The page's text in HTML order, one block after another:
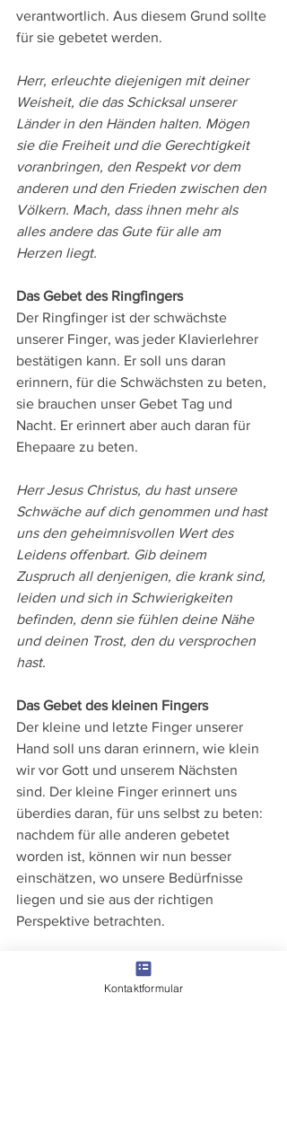
verantwortlich. Aus diesem Grund sollte
für sie gebetet werden.
Herr, erleuchte diejenigen mit deiner
Weisheit, die das Schicksal unserer
Länder in den Händen halten. Mögen
sie die Freiheit und die Gerechtigkeit
voranbringen, den Respekt vor dem
anderen und den Frieden zwischen den
Völkern. Mach, dass ihnen mehr als
alles andere das Gute für alle am
Herzen liegt.
Das Gebet des Ringfingers
Der Ringfinger ist der schwächste
unserer Finger, was jeder Klavierlehrer
bestätigen kann. Er soll uns daran
erinnern, für die Schwächsten zu beten,
sie brauchen unser Gebet Tag und
Nacht. Er erinnert aber auch daran für
Ehepaare zu beten.
Herr Jesus Christus, du hast unsere
Schwäche auf dich genommen und hast
uns den geheimnisvollen Wert des
Leidens offenbart. Gib deinem
Zuspruch all denjenigen, die krank sind,
leiden und sich in Schwierigkeiten
befinden, denn sie fühlen deine Nähe
und deinen Trost, den du versprochen
hast.
Das Gebet des kleinen Fingers
Der kleine und letzte Finger unserer
Hand soll uns daran erinnern, wie klein
wir vor Gott und unserem Nächsten
sind. Der kleine Finger erinnert uns
überdies daran, für uns selbst zu beten:
nachdem für alle anderen gebetet
worden ist, können wir nun besser
einschätzen, wo unsere Bedürfnisse
liegen und sie aus der richtigen
Perspektive betrachten.
Nimm und empfange, Herr, meine
Freiheit, meine Erinnerung, meinen
Kontaktformular